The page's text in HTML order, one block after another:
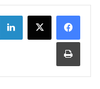
طباعة